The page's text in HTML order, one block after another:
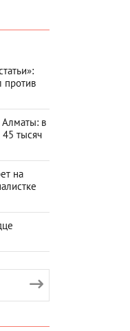
против
в
45 тысяч
на